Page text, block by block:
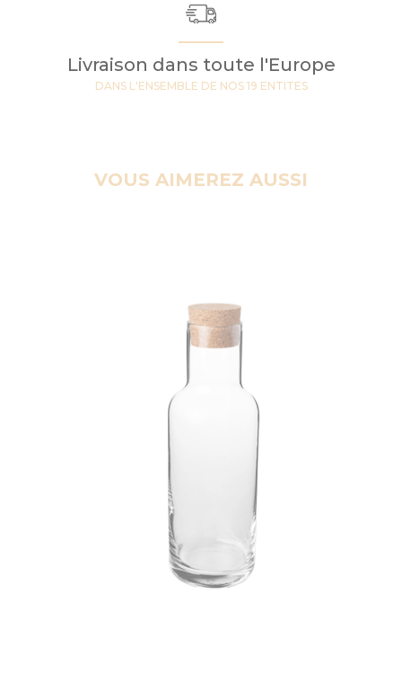
Livraison dans toute l'Europe
DANS L'ENSEMBLE DE NOS 19 ENTITES
VOUS AIMEREZ AUSSI